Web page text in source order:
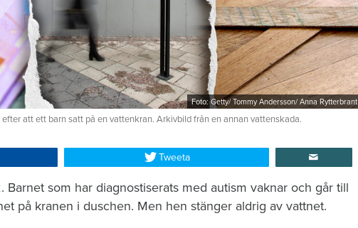
Foto: Getty/ Tommy Andersson/ Anna Rytterbrant
att ett barn satt på en vattenkran. Arkivbild från en annan vattenskada.
Tweeta
som har diagnostiserats med autism vaknar och går till
på kranen i duschen. Men hen stänger aldrig av vattnet.